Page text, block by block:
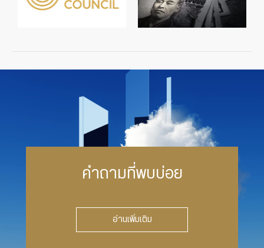
คำถามที่พบบ่อย
อ่านเพิ่มเติม